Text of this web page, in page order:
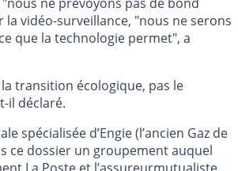
vidéo-surveillance, "nous ne serons
que la technologie permet", a
la transition écologique, pas le
il déclaré.
spécialisée d’Engie (l’ancien Gaz de
ce dossier un groupement auquel